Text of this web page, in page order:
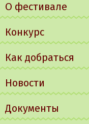
О фестивале
Конкурс
Как добраться
Новости
Документы